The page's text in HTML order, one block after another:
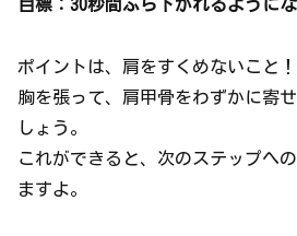
目標：30秒間ぶら下がれるように
ポイントは、肩をすくめないこと！
胸を張って、肩甲骨をわずかに寄
しょう。
これができると、次のステップへ
ますよ。